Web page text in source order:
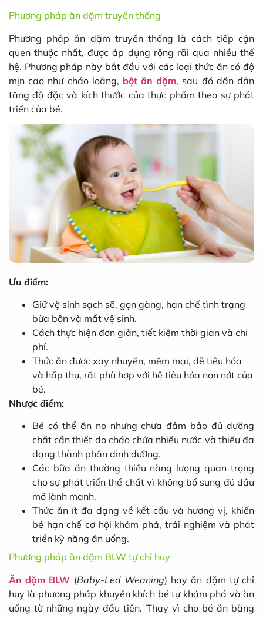
Phương pháp ăn dặm truyền thống
Phương pháp ăn dặm truyền thống là cách tiếp cận
quen thuộc nhất, được áp dụng rộng rãi qua nhiều thế
hệ. Phương pháp này bắt đầu với các loại thức ăn có độ
mịn cao như cháo loãng, bột ăn dặm, sau đó dần dần
tăng độ đặc và kích thước của thực phẩm theo sự phát
triển của bé.
Ưu điểm:
Giữ vệ sinh sạch sẽ, gọn gàng, hạn chế tình trạng
bừa bộn và mất vệ sinh.
Cách thực hiện đơn giản, tiết kiệm thời gian và chi
phí.
Thức ăn được xay nhuyễn, mềm mại, dễ tiêu hóa
và hấp thụ, rất phù hợp với hệ tiêu hóa non nớt của
bé.
Nhược điểm:
Bé có thể ăn no nhưng chưa đảm bảo đủ dưỡng
chất cần thiết do cháo chứa nhiều nước và thiếu đa
dạng thành phần dinh dưỡng.
Các bữa ăn thường thiếu năng lượng quan trọng
cho sự phát triển thể chất vì không bổ sung đủ dầu
mỡ lành mạnh.
Thức ăn ít đa dạng về kết cấu và hương vị, khiến
bé hạn chế cơ hội khám phá, trải nghiệm và phát
triển kỹ năng ăn uống.
Phương pháp ăn dặm BLW tự chỉ huy
Ăn dặm BLW (Baby-Led Weaning) hay ăn dặm tự chỉ
huy là phương pháp khuyến khích bé tự khám phá và ăn
uống từ những ngày đầu tiên. Thay vì cho bé ăn bằng